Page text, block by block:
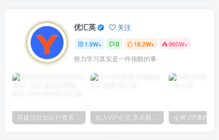
优汇英 关注
1.9W+ 0 16.2W+ 960W+
努力学习其实是一件很酷的事
搭建同款知识付费系统网站，自己做站长挣钱，日入1000+很轻松 加入VIP会员,享高额的推广提成